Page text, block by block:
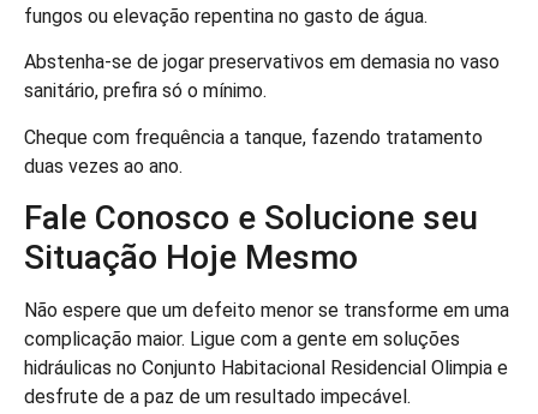
fungos ou elevação repentina no gasto de água.
Abstenha-se de jogar preservativos em demasia no vaso
sanitário, prefira só o mínimo.
Cheque com frequência a tanque, fazendo tratamento
duas vezes ao ano.
Fale Conosco e Solucione seu
Situação Hoje Mesmo
Não espere que um defeito menor se transforme em uma
complicação maior. Ligue com a gente em soluções
hidráulicas no Conjunto Habitacional Residencial Olimpia e
desfrute de a paz de um resultado impecável.